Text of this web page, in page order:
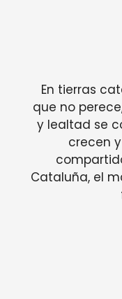
En tierras
que no
y lealtad se
crecen
Cataluña, el